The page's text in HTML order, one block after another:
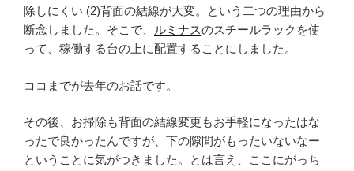
除しにくい (2)背面の結線が大変。という二つの理由から
断念しました。そこで、
ルミナスのスチールラックを使
って、稼働する台の上に配置することにしました。
ココまでが去年のお話です。
その後、お掃除も背面の結線変更もお手軽になったはな
ったで良かったんですが、下の隙間がもったいないなー
ということに気がつきました。とは言え、ここにがっち